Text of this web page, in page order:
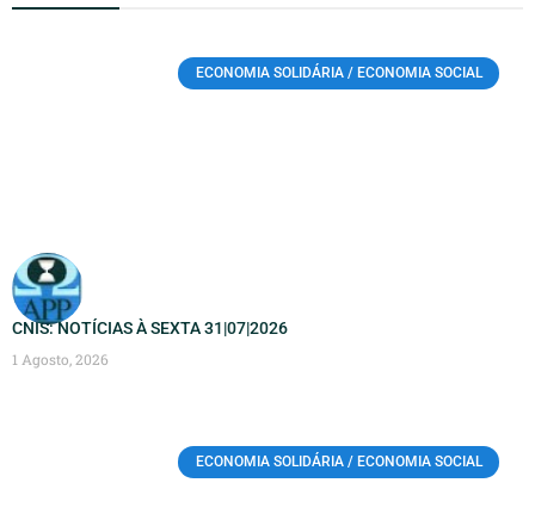
ECONOMIA SOLIDÁRIA / ECONOMIA SOCIAL
CNIS: NOTÍCIAS À SEXTA 31|07|2026
1 Agosto, 2026
ECONOMIA SOLIDÁRIA / ECONOMIA SOCIAL